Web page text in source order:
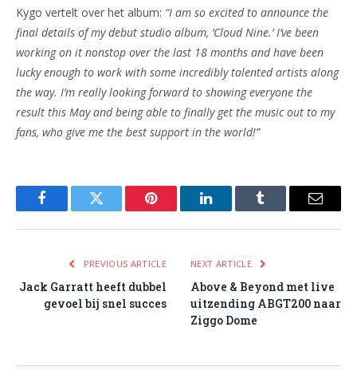
Kygo vertelt over het album: “I am so excited to announce the
final details of my debut studio album, ‘Cloud Nine.’ I’ve been
working on it nonstop over the last 18 months and have been
lucky enough to work with some incredibly talented artists along
the way. I’m really looking forward to showing everyone the
result this May and being able to finally get the music out to my
fans, who give me the best support in the world!”
FacebookTwitter Pinterest LinkedInTumblr Email
PREVIOUS ARTICLE
Jack Garratt heeft dubbel
gevoel bij snel succes
NEXT ARTICLE
Above & Beyond met live
uitzending ABGT200 naar
Ziggo Dome